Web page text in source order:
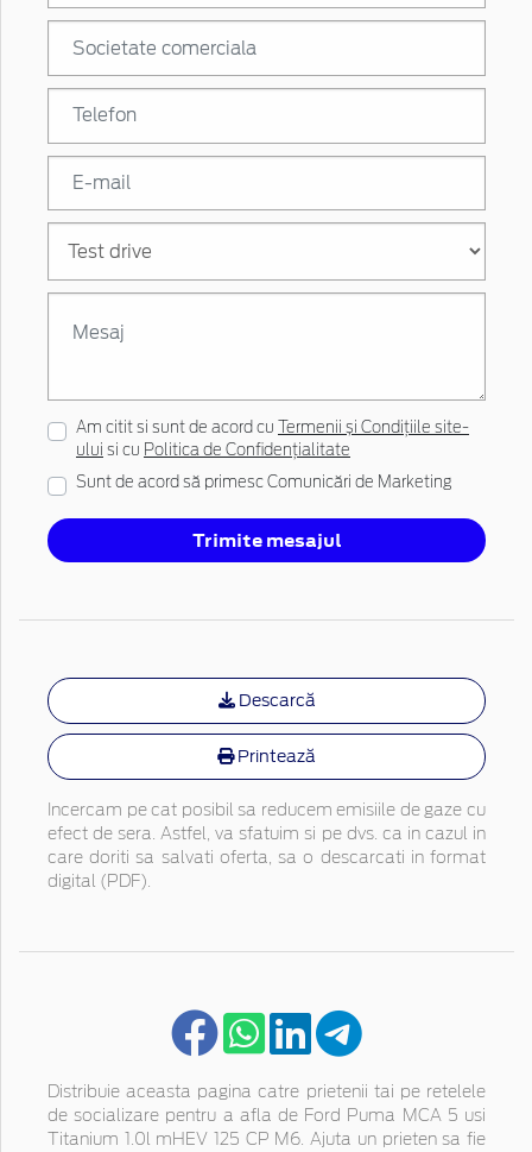
Am citit si sunt de acord cu
Termenii și Condițiile site-
ului si cu Politica de Confidențialitate
Sunt de acord să primesc Comunicări de Marketing
Trimite mesajul
Descarcă
Printează
Incercam pe cat posibil sa reducem emisiile de gaze cu
efect de sera. Astfel, va sfatuim si pe dvs. ca in cazul in
care doriti sa salvati oferta, sa o descarcati in format
digital (PDF).
Distribuie aceasta pagina catre prietenii tai pe retelele
de socializare pentru a afla de Ford Puma MCA 5 usi
Titanium 1.0l mHEV 125 CP M6. Ajuta un prieten sa fie